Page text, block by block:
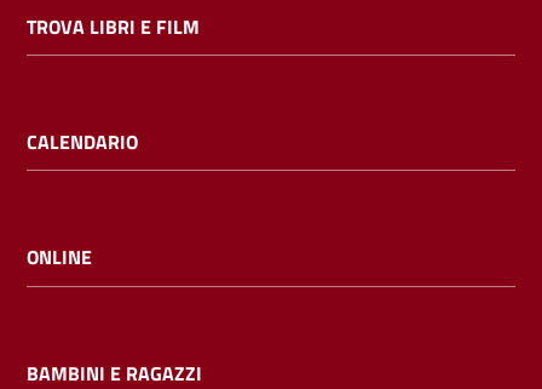
TROVA LIBRI E FILM
CALENDARIO
ONLINE
BAMBINI E RAGAZZI